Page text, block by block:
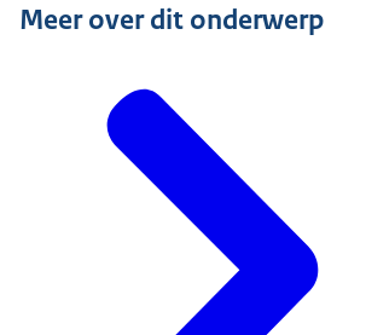
Meer over dit onderwerp